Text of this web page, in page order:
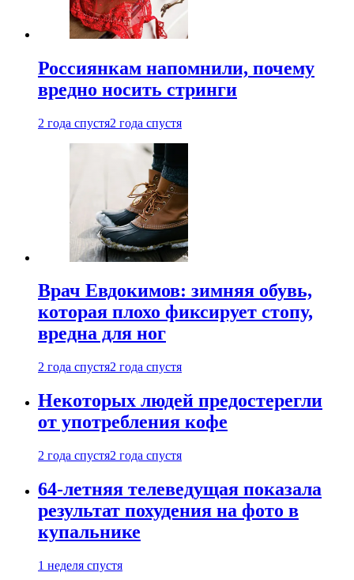
Россиянкам напомнили, почему
вредно носить стринги
2 года спустя2 года спустя
Врач Евдокимов: зимняя обувь,
которая плохо фиксирует стопу,
вредна для ног
2 года спустя2 года спустя
Некоторых людей предостерегли
от употребления кофе
2 года спустя2 года спустя
64-летняя телеведущая показала
результат похудения на фото в
купальнике
1 неделя спустя